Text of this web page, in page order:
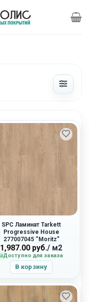
SPC Ламинат Tarkett
Progressive House
277007045 “Moritz”
1,987.00 руб./ м2
Доступно для заказа
В корзину